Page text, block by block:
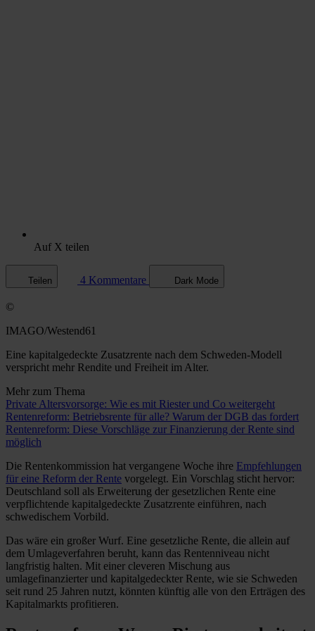
Auf X teilen
Teilen 4 Kommentare Dark Mode
©
IMAGO/Westend61
Eine kapitalgedeckte Zusatzrente nach dem Schweden-Modell
verspricht mehr Rendite und Freiheit im Alter.
Mehr zum Thema
Private Altersvorsorge: Wie es mit Riester und Co weitergeht
Rentenreform: Betriebsrente für alle? Warum der DGB das fordert
Rentenreform: Diese Vorschläge zur Finanzierung der Rente sind
möglich
Die Rentenkommission hat vergangene Woche ihre Empfehlungen
für eine Reform der Rente vorgelegt. Ein Vorschlag sticht hervor:
Deutschland soll als Erweiterung der gesetzlichen Rente eine
verpflichtende kapitalgedeckte Zusatzrente einführen, nach
schwedischem Vorbild.
Das wäre ein großer Wurf. Eine gesetzliche Rente, die allein auf
dem Umlageverfahren beruht, kann das Rentenniveau nicht
langfristig halten. Mit einer cleveren Mischung aus
umlagefinanzierter und kapitalgedeckter Rente, wie sie Schweden
seit rund 25 Jahren nutzt, könnten künftig alle von den Erträgen des
Kapitalmarkts profitieren.